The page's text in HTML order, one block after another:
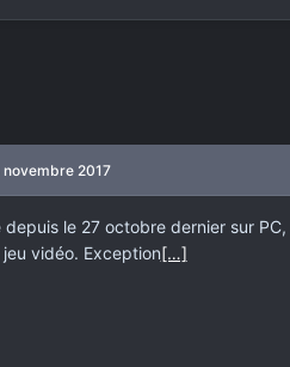
novembre 2017
depuis le 27 octobre dernier sur
vidéo. Exception[…]